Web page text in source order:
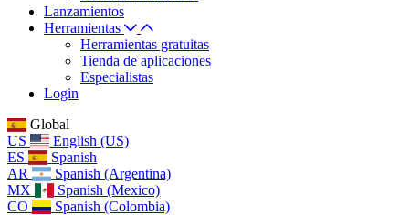
Lanzamientos
Herramientas
Herramientas gratuitas
Tienda de aplicaciones
Especialistas
Login
Global
US
English (US)
ES
Spanish
AR
Spanish (Argentina)
MX
Spanish (Mexico)
CO
Spanish (Colombia)